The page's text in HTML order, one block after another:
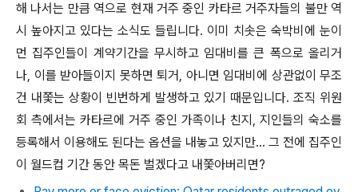
해 나서는 만큼 역으로 현재 거주 중인 카타르 거주자들의 불만 역
시 높아지고 있다는 소식도 들립니다. 이미 치솟은 숙박비에 눈이
먼 집주인들이 계약기간을 무시하고 임대비를 큰 폭으로 올리거
나, 이를 받아들이지 못하면 퇴거, 아니면 임대비에 상관없이 무조
건 내쫓는 상황이 빈번하게 발생하고 있기 때문입니다. 조직 위원
회 측에서는 카타르에 거주 중인 가족이나 친지, 지인들의 숙소를
등록해서 이용해도 된다는 옵션을 내놓고 있지만... 그 전에 집주인
이 월드컵 기간 동안 목돈 벌겠다고 내쫓아버리면?